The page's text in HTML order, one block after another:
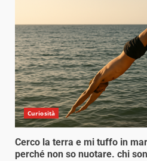
Curiosità
Cerco la terra e mi tuffo in
perché non so nuotare. chi